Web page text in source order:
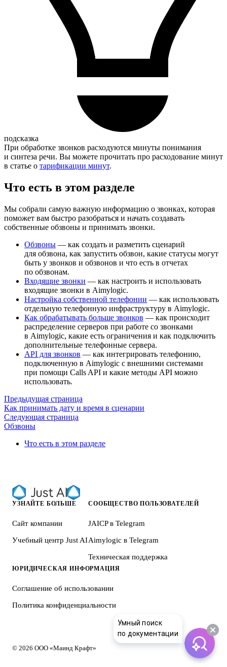
подсказка
При обработке звонков расходуются минуты понимания
и синтеза речи. Вы можете прочитать про расходование минут
в статье о тарификации минут.
Что есть в этом разделе
Мы собрали самую важную информацию о звонках, которая
поможет вам быстро разобраться и начать создавать
собственные обзвоны и принимать звонки.
Обзвоны — как создать и разметить сценарий
для обзвона, как запустить обзвон, какие статусы могут
быть у звонков и обзвонов и что есть в отчетах
по обзвонам.
Входящие звонки — как настроить и использовать
входящие звонки в Aimylogic.
Настройка собственной телефонии — как использовать
отдельную телефонную инфраструктуру в Aimylogic.
Как обрабатывать больше звонков — как происходит
распределение серверов при работе со звонками
в Aimylogic, какие есть ограничения и как подключить
дополнительные телефонные сервера.
API для звонков — как интегрировать телефонию,
подключенную в Aimylogic с внешними системами
при помощи Calls API и какие методы API можно
использовать.
Предыдущая страница
Как принимать дату и время в сценарии
Следующая страница
Обзвоны
Что есть в этом разделе
УЗНАЙТЕ БОЛЬШЕ
Сайт компании
Учебный центр Just AI
СООБЩЕСТВО ПОЛЬЗОВАТЕЛЕЙ
JAICP в Telegram
Aimylogic в Telegram
Техническая поддержка
ЮРИДИЧЕСКАЯ ИНФОРМАЦИЯ
Соглашение об использовании
Политика конфиденциальности
© 2026 ООО «Маинд Крафт»
Умный поиск
по документации